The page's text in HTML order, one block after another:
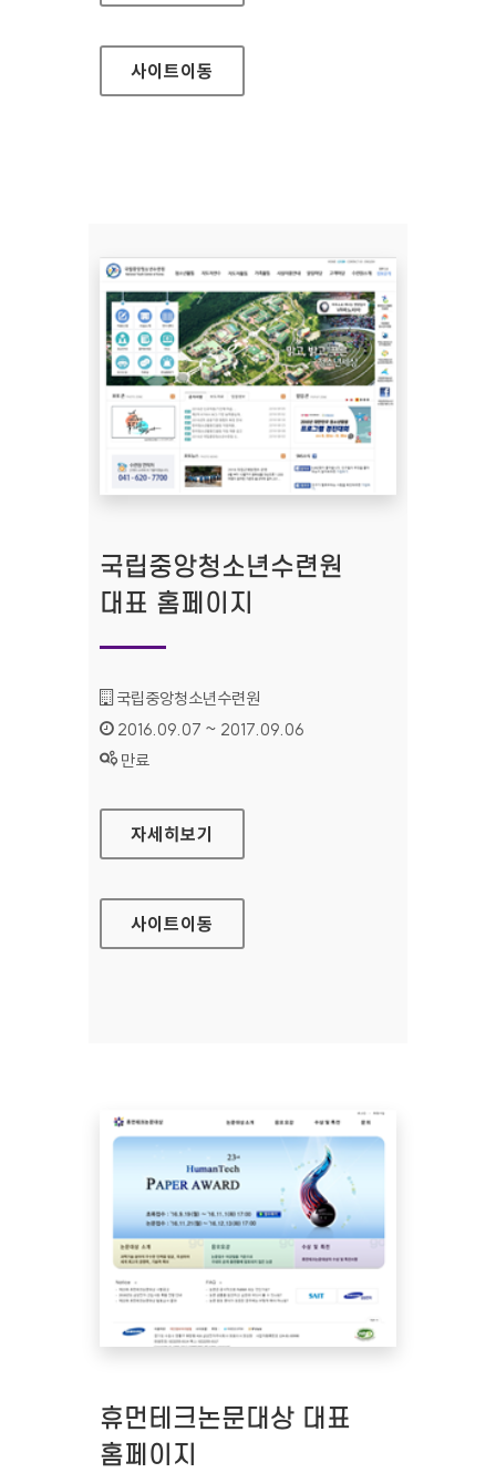
사이트이동
국립중앙청소년수련원
대표 홈페이지
기관명 :
국립중앙청소년수련원
인증기간 :
2016.09.07 ~ 2017.09.06
상태 :
만료
국립중앙청소년수련원 대표 홈페이지
자세히보기
사이트이동
휴먼테크논문대상 대표
홈페이지